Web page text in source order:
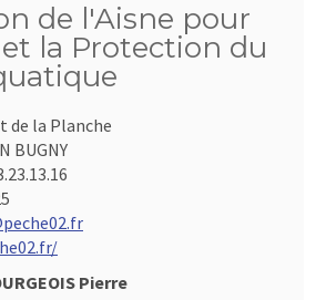
de l'Aisne pour
la Protection du
de la Planche
BUGNY
Pierre